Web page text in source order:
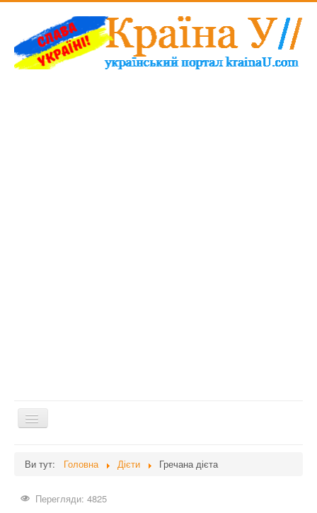
Перемикач
навігації
Здоров'я
Ви тут: Головна Дієти Гречана дієта
Перегляди: 4825